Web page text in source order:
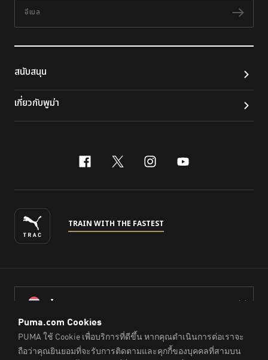
ติดต
สนับสนุน
เกี่ยวกับพูม่า
facebook
x-twitter
instagram
youtube
TRAIN WITH THE FASTEST
ไทย
© PUMA Sports (Thailand) Co., Ltd.,2026. All Rights Reserved.
Company Reg. No. 0105564148338